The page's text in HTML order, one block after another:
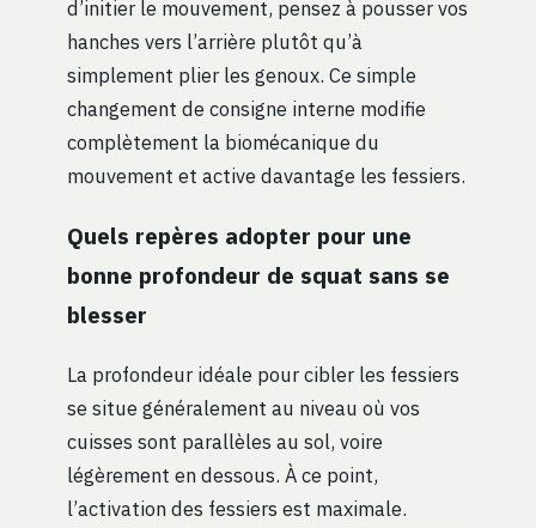
d’initier le mouvement, pensez à pousser vos
hanches vers l’arrière plutôt qu’à
simplement plier les genoux. Ce simple
changement de consigne interne modifie
complètement la biomécanique du
mouvement et active davantage les fessiers.
Quels repères adopter pour une
bonne profondeur de squat sans se
blesser
La profondeur idéale pour cibler les fessiers
se situe généralement au niveau où vos
cuisses sont parallèles au sol, voire
légèrement en dessous. À ce point,
l’activation des fessiers est maximale.